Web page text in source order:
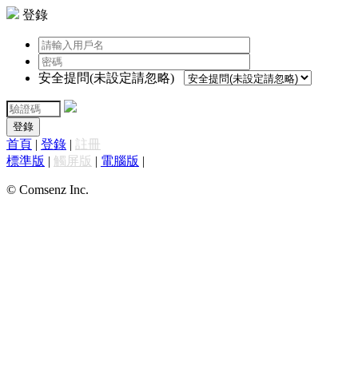
登錄
安全提問(未設定請忽略)
登錄
首頁 | 登錄 | 註冊
標準版 | 觸屏版 | 電腦版 |
© Comsenz Inc.